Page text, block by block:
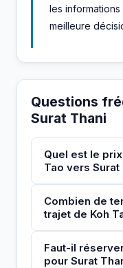
les
meilleure
Questions
Surat Thani
Quel est le
Tao vers
Combien de
trajet de Koh
Faut-il
pour Surat